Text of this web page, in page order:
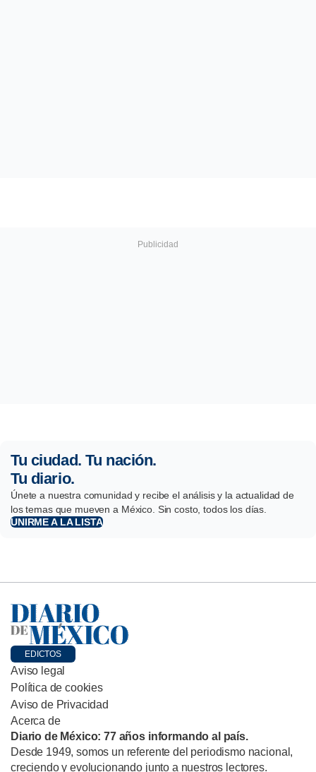
Tu ciudad. Tu nación.
Tu diario.
Únete a nuestra comunidad y recibe el análisis y la actualidad de
los temas que mueven a México. Sin costo, todos los días.
UNIRME A LA LISTA
EDICTOS
Aviso legal
Política de cookies
Aviso de Privacidad
Acerca de
Diario de México: 77 años informando al país.
Desde 1949, somos un referente del periodismo nacional,
creciendo y evolucionando junto a nuestros lectores.